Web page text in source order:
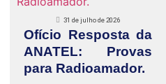
31 de julho de 2026
Ofício Resposta da
ANATEL: Provas
para Radioamador.